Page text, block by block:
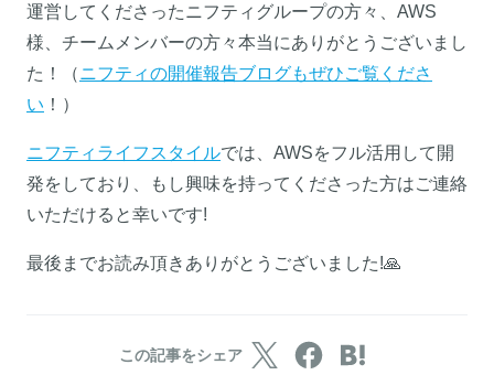
運営してくださったニフティグループの方々、AWS
様、チームメンバーの方々本当にありがとうございまし
た！（ニフティの開催報告ブログもぜひご覧くださ
い ！）
ニフティライフスタイルでは、AWSをフル活用して開
発をしており、もし興味を持ってくださった方はご連絡
いただけると幸いです!
最後までお読み頂きありがとうございました!🙏
この記事をシェア